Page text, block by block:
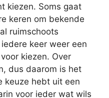
kiezen. Soms gaat
keren om bekende
ruimschoots
keer weer een
kiezen. Over
dus daarom is het
keuze hebt uit een
voor ieder wat wils